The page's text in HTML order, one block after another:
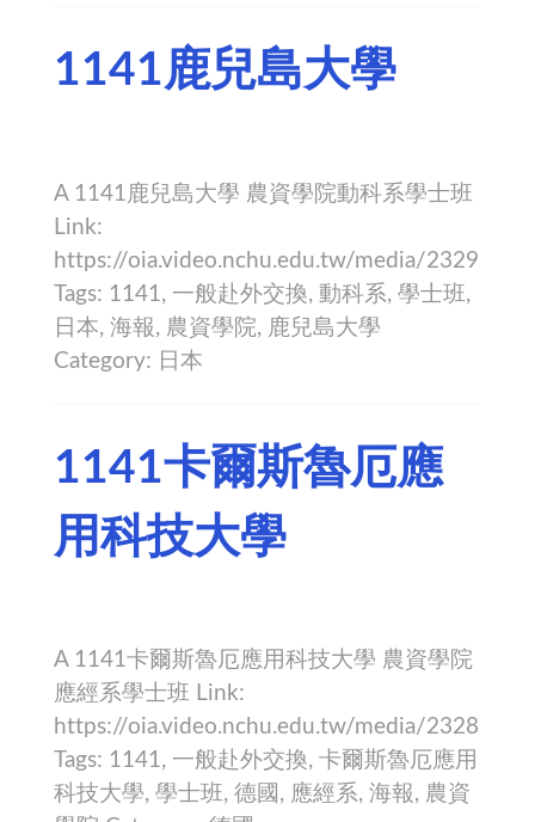
1141鹿兒島大學
A 1141鹿兒島大學 農資學院動科系學士班
Link:
https://oia.video.nchu.edu.tw/media/2329
Tags: 1141, 一般赴外交換, 動科系, 學士班,
日本, 海報, 農資學院, 鹿兒島大學
Category: 日本
1141卡爾斯魯厄應
用科技大學
A 1141卡爾斯魯厄應用科技大學 農資學院
應經系學士班 Link:
https://oia.video.nchu.edu.tw/media/2328
Tags: 1141, 一般赴外交換, 卡爾斯魯厄應用
科技大學, 學士班, 德國, 應經系, 海報, 農資